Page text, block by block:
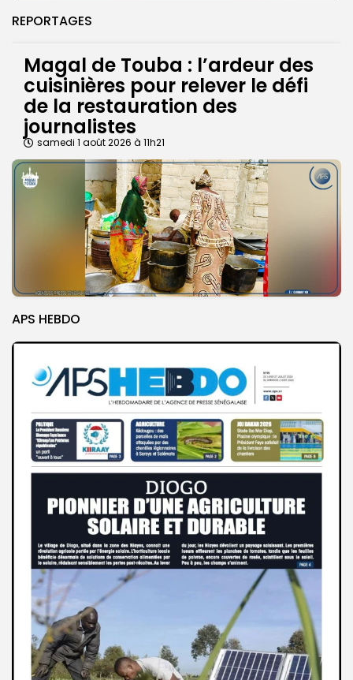
REPORTAGES
Magal de Touba : l’ardeur des
cuisinières pour relever le défi
de la restauration des
journalistes
samedi 1 août 2026 à 11h21
APS HEBDO